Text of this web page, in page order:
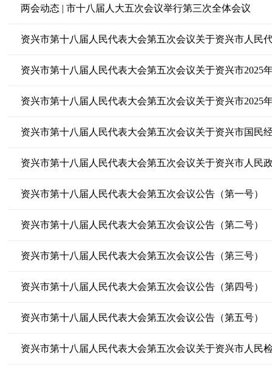
两会动态 | 市十八届人大五次会议举行第三次全体会议
资兴市第十八届人民代表大会第五次会议关于资兴市人民
资兴市第十八届人民代表大会第五次会议关于资兴市2025
资兴市第十八届人民代表大会第五次会议关于资兴市人民
资兴市第十八届人民代表大会第五次会议公告（第一号）
资兴市第十八届人民代表大会第五次会议公告（第二号）
资兴市第十八届人民代表大会第五次会议公告（第三号）
资兴市第十八届人民代表大会第五次会议公告（第四号）
资兴市第十八届人民代表大会第五次会议公告（第五号）
资兴市第十八届人民代表大会第五次会议关于资兴市人民